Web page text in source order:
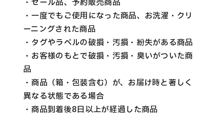
・セール品、予約販売商品
・一度でもご使用になった商品、お洗濯・クリ
ーニングされた商品
・タグやラベルの破損・汚損・紛失がある商品
・お客様のもとで破損・汚損・臭いがついた商
品
・商品（箱・包装含む）が、お届け時と著しく
異なる状態である場合
・商品到着後8日以上が経過した商品